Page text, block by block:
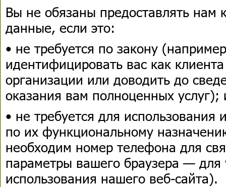
Вы не обязаны предоставлять нам
данные, если это:
• не требуется по закону
идентифицировать вас как
организации или доводить до
оказания вам полноценных услуг);
• не требуется для
по их функциональному
необходим номер телефона для
параметры вашего браузера —
использования нашего веб-сайта).